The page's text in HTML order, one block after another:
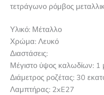
τετράγωνο ρόμβος
Υλικό: Μέταλλο
Χρώμα: Λευκό
Διαστάσεις:
Μέγιστο ύψος καλωδίων: 1
Διάμετρος ροζέτας: 30
Λαμπτήρας: 2xE27